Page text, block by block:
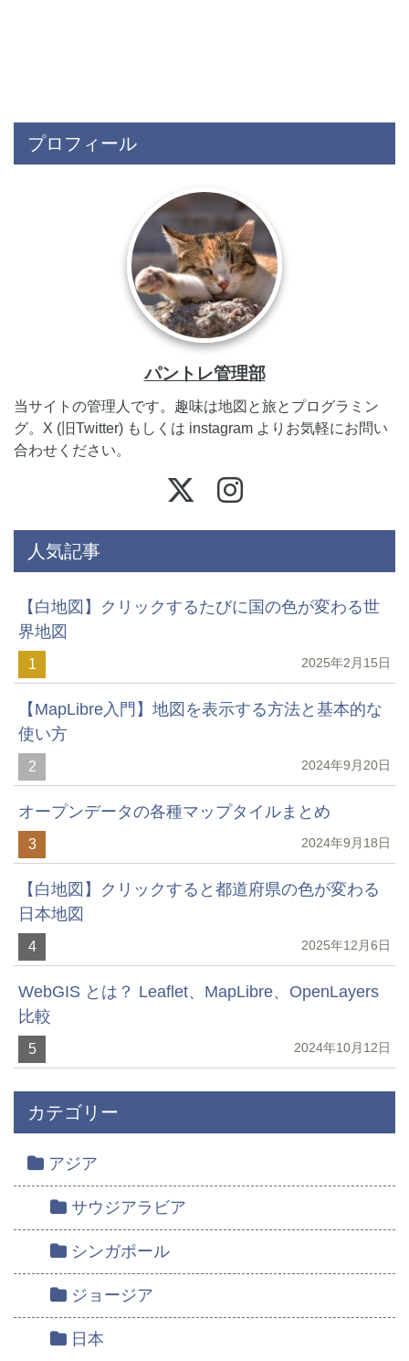
プロフィール
パントレ管理部
当サイトの管理人です。趣味は地図と旅とプログラミン
グ。X (旧Twitter) もしくは instagram よりお気軽にお問い
合わせください。
人気記事
【白地図】クリックするたびに国の色が変わる世
界地図
1 2025年2月15日
【MapLibre入門】地図を表示する方法と基本的な
使い方
2 2024年9月20日
オープンデータの各種マップタイルまとめ
3 2024年9月18日
【白地図】クリックすると都道府県の色が変わる
日本地図
4 2025年12月6日
WebGIS とは？ Leaflet、MapLibre、OpenLayers
比較
5 2024年10月12日
カテゴリー
アジア
サウジアラビア
シンガポール
ジョージア
日本